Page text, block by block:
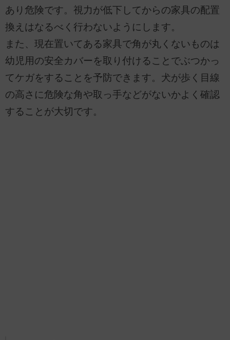
あり危険です。視力が低下してからの家具の配置
換えはなるべく行わないようにします。
また、現在置いてある家具で角が丸くないものは
幼児用の安全カバーを取り付けることでぶつかっ
てケガをすることを予防できます。犬が歩く目線
の高さに危険な角や取っ手などがないかよく確認
することが大切です。